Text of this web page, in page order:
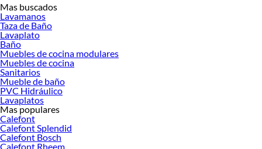
Mas buscados
Lavamanos
Taza de Baño
Lavaplato
Baño
Muebles de cocina modulares
Muebles de cocina
Sanitarios
Mueble de baño
PVC Hidráulico
Lavaplatos
Mas populares
Calefont
Calefont Splendid
Calefont Bosch
Calefont Rheem